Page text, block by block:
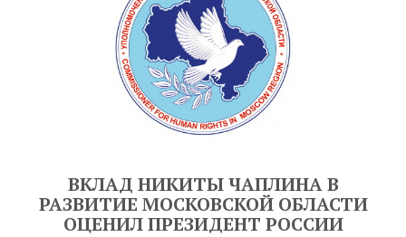
ВКЛАД НИКИТЫ ЧАПЛИНА В
РАЗВИТИЕ МОСКОВСКОЙ ОБЛАСТИ
ОЦЕНИЛ ПРЕЗИДЕНТ РОССИИ